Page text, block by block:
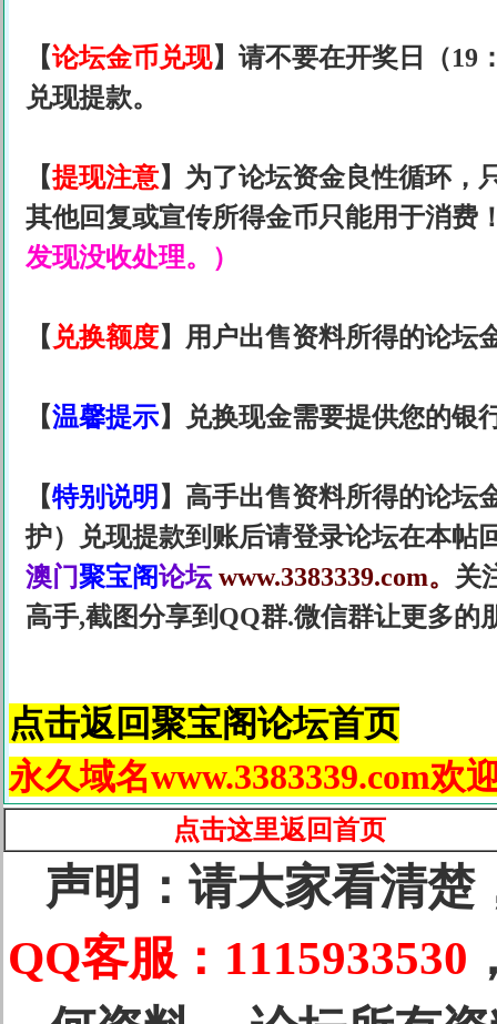
【论坛金币兑现】请不要在开奖日（19
兑现提款。
【提现注意】为了论坛资金良性循环，
其他回复或宣传所得金币只能用于消费
发现没收处理。）
【 兑换额度】用户出售资料所得的论坛
【温馨提示】兑换现金需要提供您的银
【特别说明 】高手出售资料所得的论坛
护）兑现提款到账后请登录论坛在本帖
澳门聚宝阁论坛 www.3383339.com。 关
高手,截图分享到QQ群.微信群让更多的
点击返回聚宝阁论坛首页
永久域名www.3383339.com欢
点击这里返回首页
声明：请大家看清楚
QQ客服：1115933530